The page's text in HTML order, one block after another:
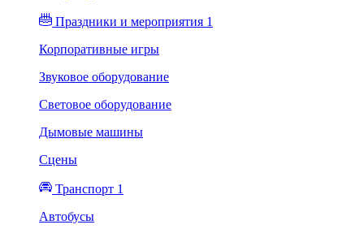
Праздники и мероприятия 1
Корпоративные игры
Звуковое оборудование
Световое оборудование
Дымовые машины
Сцены
Транспорт 1
Автобусы